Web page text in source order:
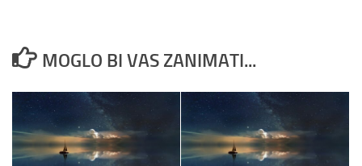
MOGLO BI VAS ZANIMATI...